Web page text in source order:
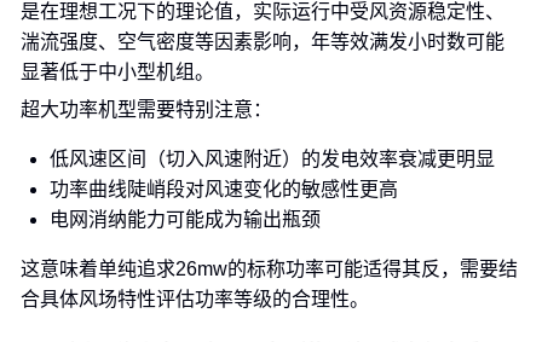
是在理想工况下的理论值，实际运行中受风资源稳定性、
湍流强度、空气密度等因素影响，年等效满发小时数可能
显著低于中小型机组。
超大功率机型需要特别注意：
低风速区间（切入风速附近）的发电效率衰减更明显
功率曲线陡峭段对风速变化的敏感性更高
电网消纳能力可能成为输出瓶颈
这意味着单纯追求26mw的标称功率可能适得其反，需要结
合具体风场特性评估功率等级的合理性。